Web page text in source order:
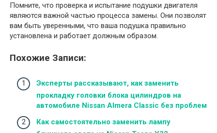
Помните, что проверка и испытание подушки двигателя
являются важной частью процесса замены. Они позволят
вам быть уверенными, что ваша подушка правильно
установлена и работает должным образом.
Похожие Записи:
Эксперты рассказывают, как заменить
прокладку головки блока цилиндров на
автомобиле Nissan Almera Classic без проблем
Как самостоятельно заменить лампу